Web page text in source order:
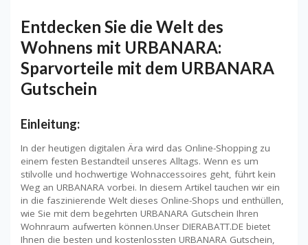
Entdecken Sie die Welt des
Wohnens mit URBANARA:
Sparvorteile mit dem URBANARA
Gutschein
Einleitung:
In der heutigen digitalen Ära wird das Online-Shopping zu
einem festen Bestandteil unseres Alltags. Wenn es um
stilvolle und hochwertige Wohnaccessoires geht, führt kein
Weg an URBANARA vorbei. In diesem Artikel tauchen wir ein
in die faszinierende Welt dieses Online-Shops und enthüllen,
wie Sie mit dem begehrten URBANARA Gutschein Ihren
Wohnraum aufwerten können.Unser DIERABATT.DE bietet
Ihnen die besten und kostenlossten URBANARA Gutschein,